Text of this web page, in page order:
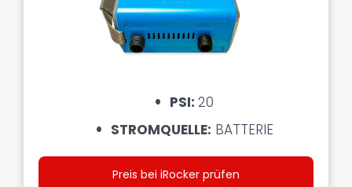
PSI: 20
STROMQUELLE: BATTERIE
Preis bei iRocker prüfen